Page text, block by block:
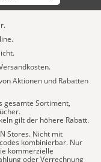
Aktionen und Rabatten
gesamte Sortiment,
gilt der höhere Rabatt.
Stores. Nicht mit
kombinierbar. Nur
kommerzielle
oder Verrechnung